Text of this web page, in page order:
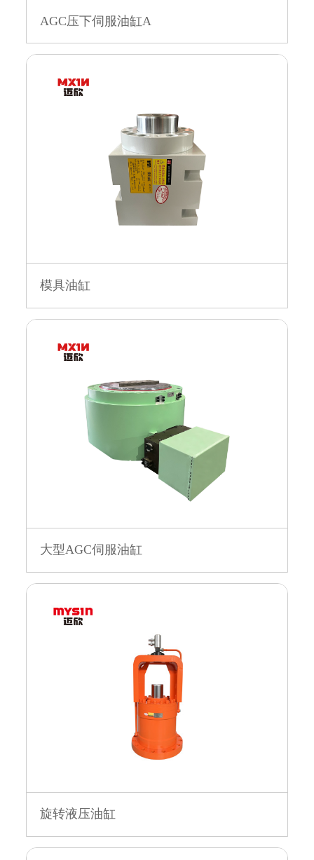
AGC压下伺服油缸A
模具油缸
大型AGC伺服油缸
旋转液压油缸